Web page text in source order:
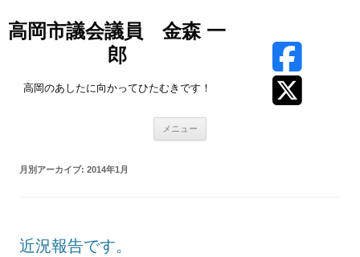
高岡市議会議員 金森 一
郎
高岡のあしたに向かってひたむきです！
メニュー
月別アーカイブ: 2014年1月
近況報告です。